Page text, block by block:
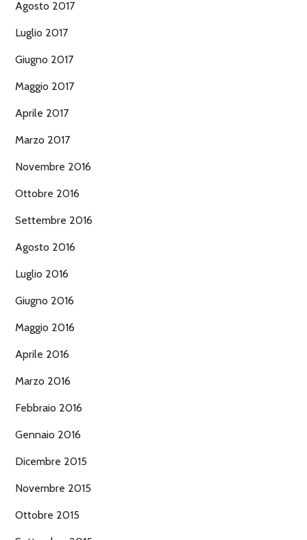
Agosto 2017
Luglio 2017
Giugno 2017
Maggio 2017
Aprile 2017
Marzo 2017
Novembre 2016
Ottobre 2016
Settembre 2016
Agosto 2016
Luglio 2016
Giugno 2016
Maggio 2016
Aprile 2016
Marzo 2016
Febbraio 2016
Gennaio 2016
Dicembre 2015
Novembre 2015
Ottobre 2015